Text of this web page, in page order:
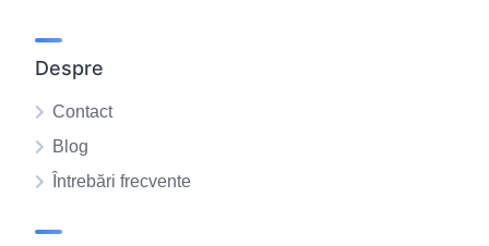
Despre
Contact
Blog
Întrebări frecvente